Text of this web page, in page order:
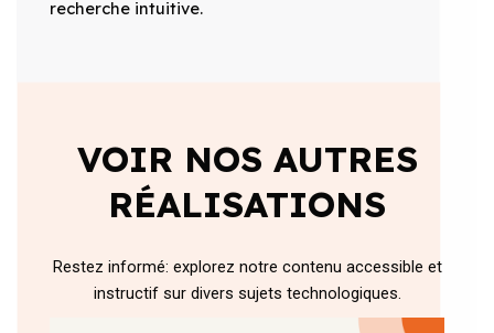
recherche intuitive.
VOIR NOS AUTRES
RÉALISATIONS
Restez informé: explorez notre contenu accessible et
instructif sur divers sujets technologiques.